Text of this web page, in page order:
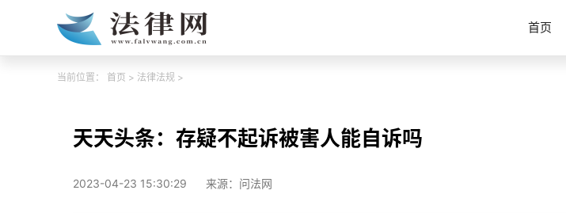
首页
当前位置： 首页 > 法律法规 >
天天头条：存疑不起诉被害人能自诉吗
2023-04-23 15:30:29 来源：问法网